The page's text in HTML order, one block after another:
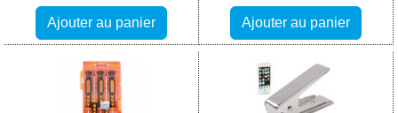
Ajouter au panier Ajouter au panier